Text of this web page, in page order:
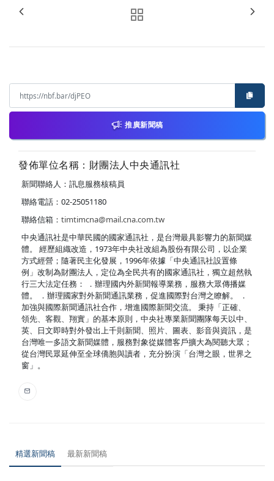
推廣新聞稿
發佈單位名稱：財團法人中央通訊社
新聞聯絡人：訊息服務核稿員
聯絡電話：02-25051180
聯絡信箱： timtimcna@mail.cna.com.tw
中央通訊社是中華民國的國家通訊社，是台灣最具影響力的新聞媒
體。 經歷組織改造，1973年中央社改組為股份有限公司，以企業
方式經營；隨著民主化發展，1996年依據「中央通訊社設置條
例」改制為財團法人，定位為全民共有的國家通訊社，獨立超然執
行三大法定任務： ．辦理國內外新聞報導業務，服務大眾傳播媒
體。 ．辦理國家對外新聞通訊業務，促進國際對台灣之瞭解。 ．
加強與國際新聞通訊社合作，增進國際新聞交流。 秉持「正確、
領先、客觀、翔實」的基本原則，中央社專業新聞團隊每天以中、
英、日文即時對外發出上千則新聞、照片、圖表、影音與資訊，是
台灣唯一多語文新聞媒體，服務對象從媒體客戶擴大為閱聽大眾；
從台灣民眾延伸至全球僑胞與讀者，充分扮演「台灣之眼，世界之
窗」。
精選新聞稿 最新新聞稿